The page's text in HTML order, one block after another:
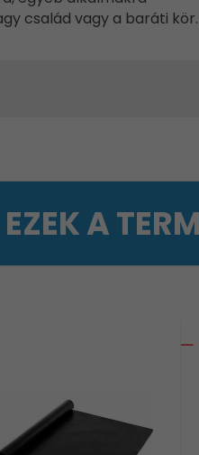
család vagy a baráti kör.
EZEK A